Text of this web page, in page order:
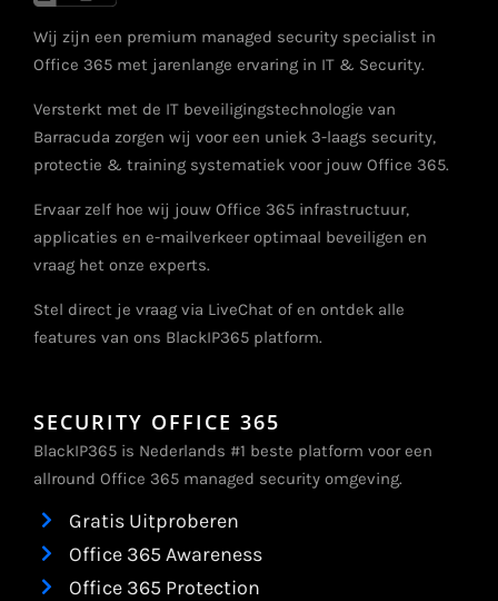
Wij zijn een premium managed security specialist in
Office 365 met jarenlange ervaring in IT & Security.
Versterkt met de IT beveiligingstechnologie van
Barracuda zorgen wij voor een uniek 3-laags security,
protectie & training systematiek voor jouw Office 365.
Ervaar zelf hoe wij jouw Office 365 infrastructuur,
applicaties en e-mailverkeer optimaal beveiligen en
vraag het onze experts.
Stel direct je vraag via LiveChat of en ontdek alle
features van ons BlackIP365 platform.
SECURITY OFFICE 365
BlackIP365 is Nederlands #1 beste platform voor een
allround Office 365 managed security omgeving.
Gratis Uitproberen
Office 365 Awareness
Office 365 Protection